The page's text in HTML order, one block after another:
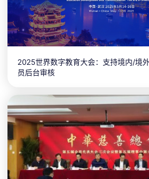
300万用户在使用快会务，
脱颖而出
一站式会务管理系统助力企业